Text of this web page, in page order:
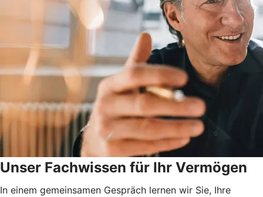
Unser Fachwissen für Ihr Vermögen
In einem gemeinsamen Gespräch lernen wir Sie, Ihre